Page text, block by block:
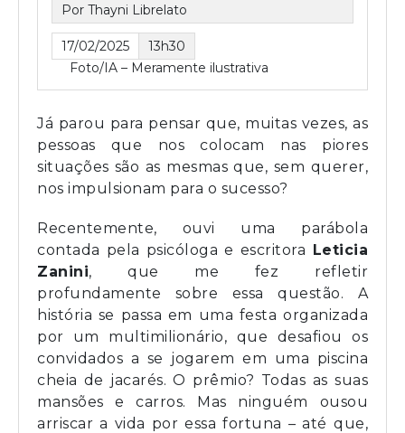
Por Thayni Librelato
17/02/2025
13h30
Foto/IA – Meramente ilustrativa
Já parou para pensar que, muitas vezes, as
pessoas que nos colocam nas piores
situações são as mesmas que, sem querer,
nos impulsionam para o sucesso?
Recentemente, ouvi uma parábola
contada pela psicóloga e escritora Leticia
Zanini, que me fez refletir
profundamente sobre essa questão. A
história se passa em uma festa organizada
por um multimilionário, que desafiou os
convidados a se jogarem em uma piscina
cheia de jacarés. O prêmio? Todas as suas
mansões e carros. Mas ninguém ousou
arriscar a vida por essa fortuna – até que,